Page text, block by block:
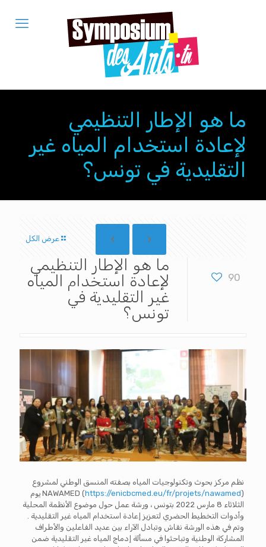
ما هو الإطار التنظيمي
لإعادة استخدام المياه غير
التقليدية في تونس؟
عرض الكل
90
ما هو الإطار التنظيمي
لإعادة استخدام المياه
غير التقليدية في
تونس؟
نظم مركز بحوث وتكنولوجيات المياه بصفته المنسق الوطني لمشروع
NAWAMED (https://enicbcmed.eu/fr/projets/nawamed
) يوم
الثلاثاء 8 مارس 2022 بتونس ، ورشة عمل حول موضوع الأنظمة المحلية
وأدوات التخطيط الحضري لتعزيز إعادة استخدام المياه غير التقليدية .
وتم في هذه الورشة نقاش وتبادل الآراء بين عديد الفاعلين والأطراف
المشاركة الوطنية وتباحثوا في مسألة إدماج المياه غير التقليدية ضمن